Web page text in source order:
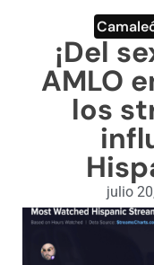
¡Del
AMLO
los
julio